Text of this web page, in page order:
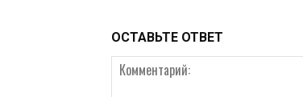
ОСТАВЬТЕ ОТВЕТ